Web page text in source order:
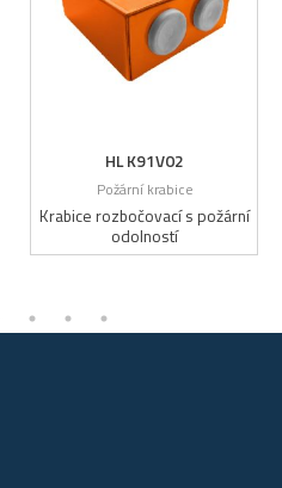
HL K91V02
Požární krabice
Krabice rozbočovací s požární
odolností